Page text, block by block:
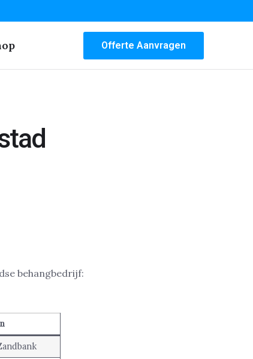
Offerte Aanvragen
behangbedrijf: